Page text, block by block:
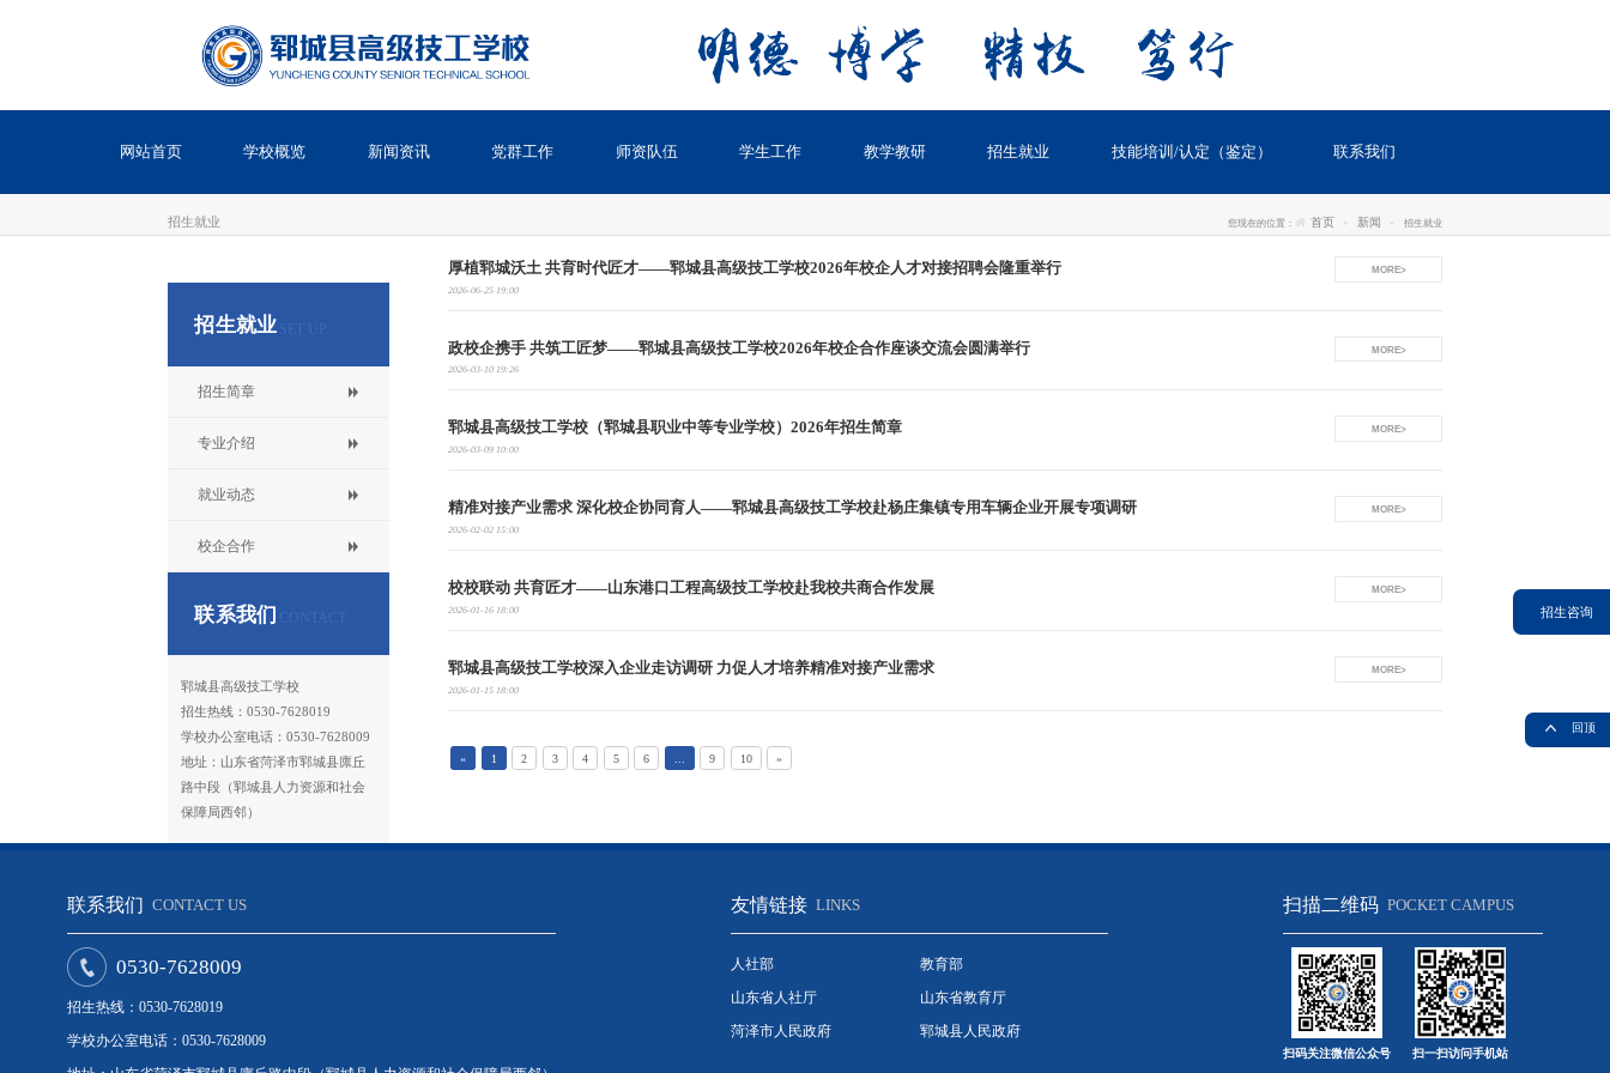
网站首页 学校概览 新闻资讯 党群工作 师资队伍 学生工作 教学教研 招生就业 技能培训/认定（鉴定） 联系我们
招生就业 您现在的位置： 首页 新闻 招生就业
招生就业 SET UP
招生简章
专业介绍
就业动态
校企合作
联系我们 CONTACT
郓城县高级技工学校
招生热线：0530-7628019
学校办公室电话：0530-7628009
地址：山东省菏泽市郓城县廪丘
路中段（郓城县人力资源和社会
保障局西邻）
厚植郓城沃土 共育时代匠才——郓城县高级技工学校2026年校企人才对接招聘会隆重举行 MORE>
2026-06-25 19:00
政校企携手 共筑工匠梦——郓城县高级技工学校2026年校企合作座谈交流会圆满举行 MORE>
2026-03-10 19:26
郓城县高级技工学校（郓城县职业中等专业学校）2026年招生简章 MORE>
2026-03-09 10:00
精准对接产业需求 深化校企协同育人——郓城县高级技工学校赴杨庄集镇专用车辆企业开展专项调研 MORE>
2026-02-02 15:00
校校联动 共育匠才——山东港口工程高级技工学校赴我校共商合作发展 MORE>
2026-01-16 18:00
郓城县高级技工学校深入企业走访调研 力促人才培养精准对接产业需求 MORE>
2026-01-15 18:00
« 1 2 3 4 5 6 9 10 »
联系我们 CONTACT US
0530-7628009
招生热线：0530-7628019
学校办公室电话：0530-7628009
友情链接 LINKS
人社部
教育部
山东省人社厅
山东省教育厅
菏泽市人民政府
郓城县人民政府
扫描二维码 POCKET CAMPUS
扫码关注微信公众号 扫一扫访问手机站
回顶
招生咨询